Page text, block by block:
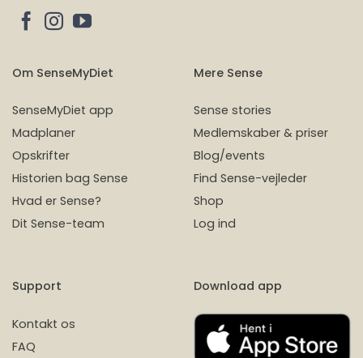
Om SenseMyDiet
SenseMyDiet app
Madplaner
Opskrifter
Historien bag Sense
Hvad er Sense?
Dit Sense-team
Mere Sense
Sense stories
Medlemskaber & priser
Blog/events
Find Sense-vejleder
Shop
Log ind
Support
Kontakt os
FAQ
Download app